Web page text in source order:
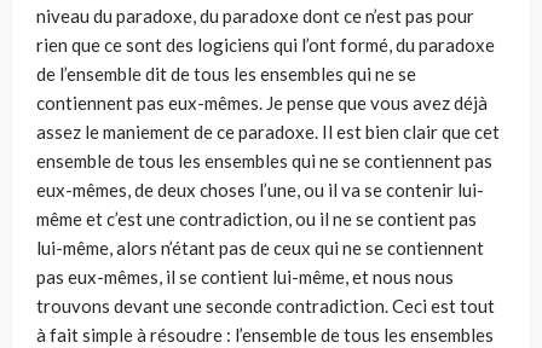
niveau du paradoxe, du paradoxe dont ce n’est pas pour
rien que ce sont des logiciens qui l’ont formé, du paradoxe
de l’ensemble dit de tous les ensembles qui ne se
contiennent pas eux-mêmes. Je pense que vous avez déjà
assez le maniement de ce paradoxe. Il est bien clair que cet
ensemble de tous les ensembles qui ne se contiennent pas
eux-mêmes, de deux choses l’une, ou il va se contenir lui-
même et c’est une contradiction, ou il ne se contient pas
lui-même, alors n’étant pas de ceux qui ne se contiennent
pas eux-mêmes, il se contient lui-même, et nous nous
trouvons devant une seconde contradiction. Ceci est tout
à fait simple à résoudre : l’ensemble de tous les ensembles